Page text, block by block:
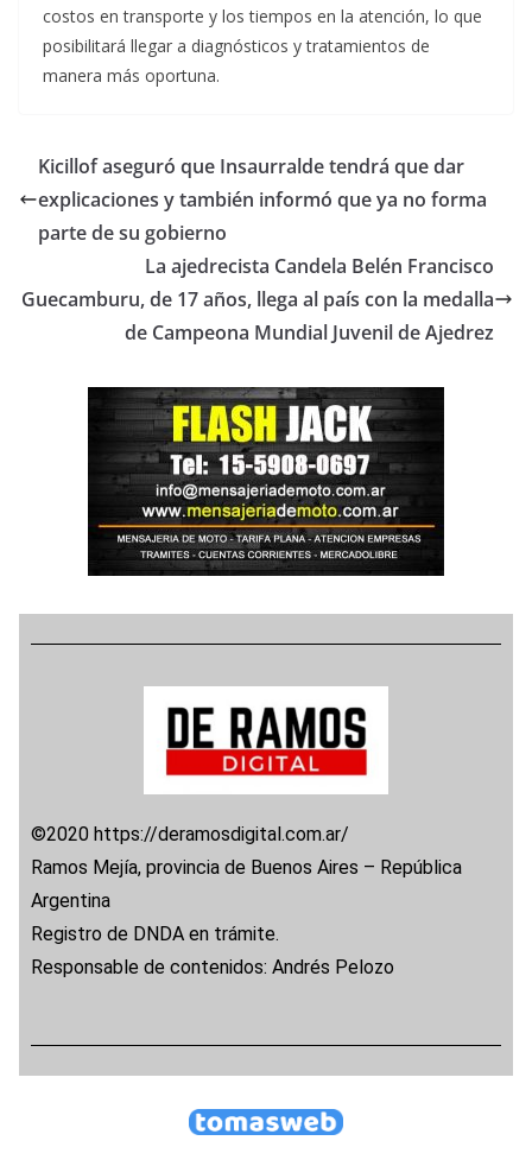
costos en transporte y los tiempos en la atención, lo que
posibilitará llegar a diagnósticos y tratamientos de
manera más oportuna.
Kicillof aseguró que Insaurralde tendrá que dar
explicaciones y también informó que ya no forma
parte de su gobierno
La ajedrecista Candela Belén Francisco
Guecamburu, de 17 años, llega al país con la medalla
de Campeona Mundial Juvenil de Ajedrez
©2020 https://deramosdigital.com.ar/
Ramos Mejía, provincia de Buenos Aires – República
Argentina
Registro de DNDA en trámite.
Responsable de contenidos: Andrés Pelozo